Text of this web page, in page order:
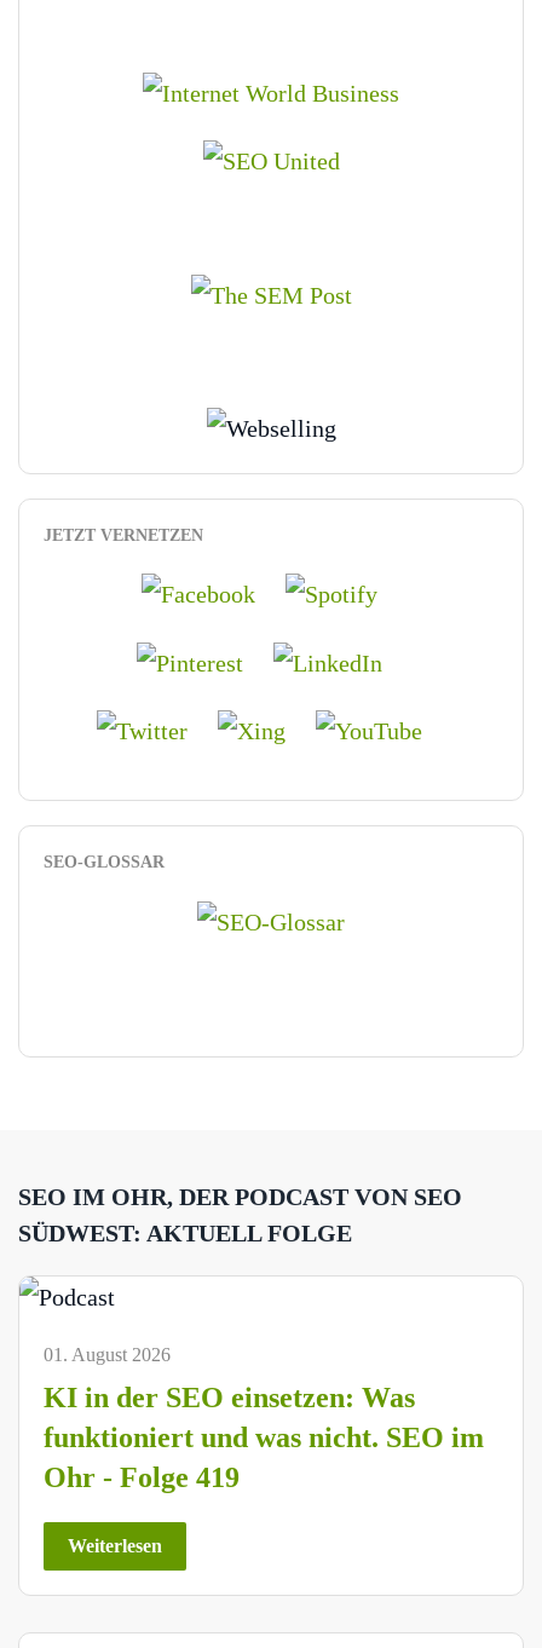
JETZT VERNETZEN
SEO-GLOSSAR
SEO IM OHR, DER PODCAST VON SEO
SÜDWEST: AKTUELL FOLGE
01. August 2026
KI in der SEO einsetzen: Was
funktioniert und was nicht. SEO im
Ohr - Folge 419
Weiterlesen